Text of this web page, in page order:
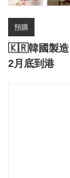
預購
🇰🇷韓國製造
2月底到港